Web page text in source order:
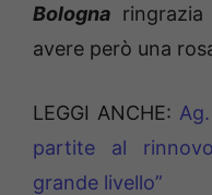
Bologna
avere però una
LEGGI ANCHE:
partite al
grande livello”